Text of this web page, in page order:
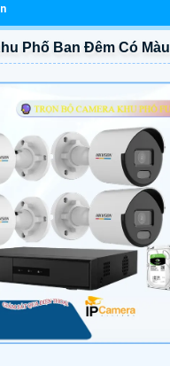
Phố Ban Đêm Có Màu